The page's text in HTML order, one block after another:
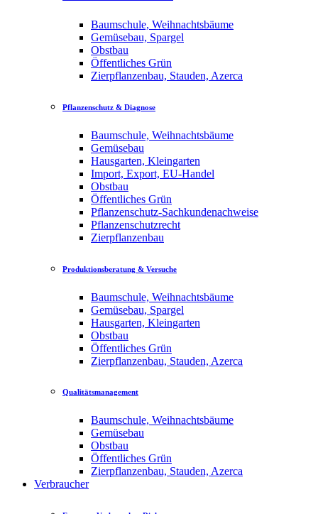
Baumschule, Weihnachtsbäume
Gemüsebau, Spargel
Obstbau
Öffentliches Grün
Zierpflanzenbau, Stauden, Azerca
Pflanzenschutz & Diagnose
Baumschule, Weihnachtsbäume
Gemüsebau
Hausgarten, Kleingarten
Import, Export, EU-Handel
Obstbau
Öffentliches Grün
Pflanzenschutz-Sachkundenachweise
Pflanzenschutzrecht
Zierpflanzenbau
Produktionsberatung & Versuche
Baumschule, Weihnachtsbäume
Gemüsebau, Spargel
Hausgarten, Kleingarten
Obstbau
Öffentliches Grün
Zierpflanzenbau, Stauden, Azerca
Qualitätsmanagement
Baumschule, Weihnachtsbäume
Gemüsebau
Obstbau
Öffentliches Grün
Zierpflanzenbau, Stauden, Azerca
Verbraucher